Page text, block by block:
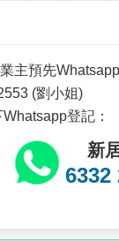
主預先
(劉小姐)
登記：
新
6332